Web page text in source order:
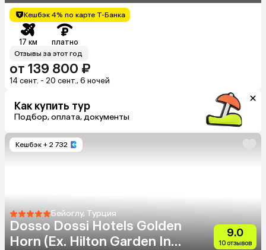
Кешбэк 4% по карте Т-Банка
17 км платно
Отзывы за этот год
от 139 800 ₽
14 сент. - 20 сент., 6 ночей
Как купить тур
Подбор, оплата, документы
Кешбэк + 2 732
Бейоглу, Турция
Dosso Dossi Hotels Golden
Horn (Eх. Hilton Garden Inn
9.0
10 отзывов